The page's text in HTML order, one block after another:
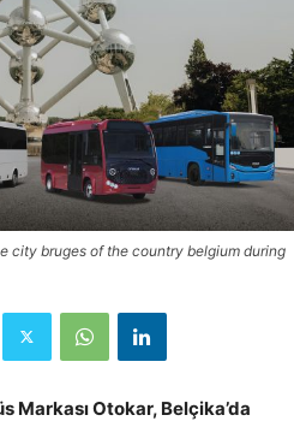
city bruges of the country belgium during
Markası Otokar, Belçika’da